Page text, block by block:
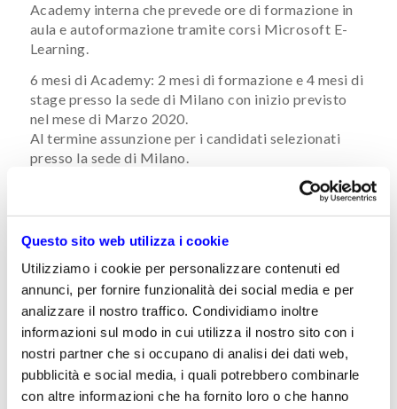
Questo sito web utilizza i cookie
Utilizziamo i cookie per personalizzare contenuti ed
annunci, per fornire funzionalità dei social media e per
analizzare il nostro traffico. Condividiamo inoltre
informazioni sul modo in cui utilizza il nostro sito con i
nostri partner che si occupano di analisi dei dati web,
pubblicità e social media, i quali potrebbero combinarle
con altre informazioni che ha fornito loro o che hanno
Academy interna che prevede ore di formazione in
aula e autoformazione tramite corsi Microsoft E-
Learning.
6 mesi di Academy: 2 mesi di formazione e 4 mesi di
stage presso la sede di Milano con inizio previsto
nel mese di Marzo 2020.
Al termine assunzione per i candidati selezionati
presso la sede di Milano.
Conoscenza dei linguaggi di programmazione: SQL
,PL\SQL, MYsql , Access , C# su piattaforma
Microsoft Visual Studio (almeno 1 di questi).​
Interesse al mondo dei database relazionali ed ai
sistemi gestionali.
Al termine del percorso formativo, i candidati
potranno lavorare, inizialmente, come consulenti e
sviluppatori junior in un ambiente giovane e